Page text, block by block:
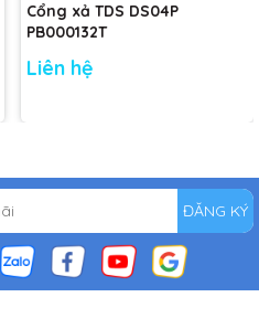
Cổng xả TDS DS04P
PB000132T
Liên hệ
ĐĂNG KÝ